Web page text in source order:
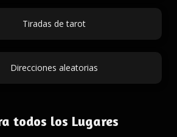
Tiradas de tarot
Direcciones aleatorias
todos los Lugares